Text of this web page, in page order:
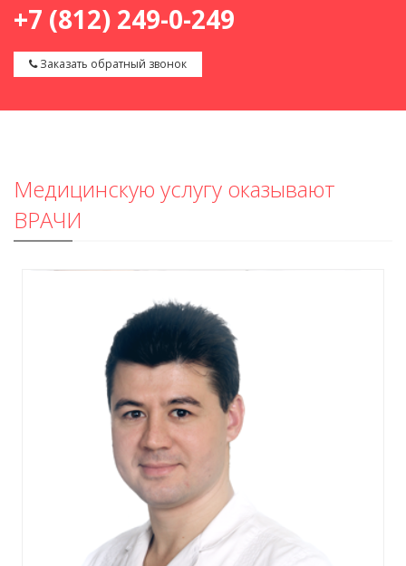
+7 (812) 249-0-249
Заказать обратный звонок
Медицинскую услугу оказывают
ВРАЧИ